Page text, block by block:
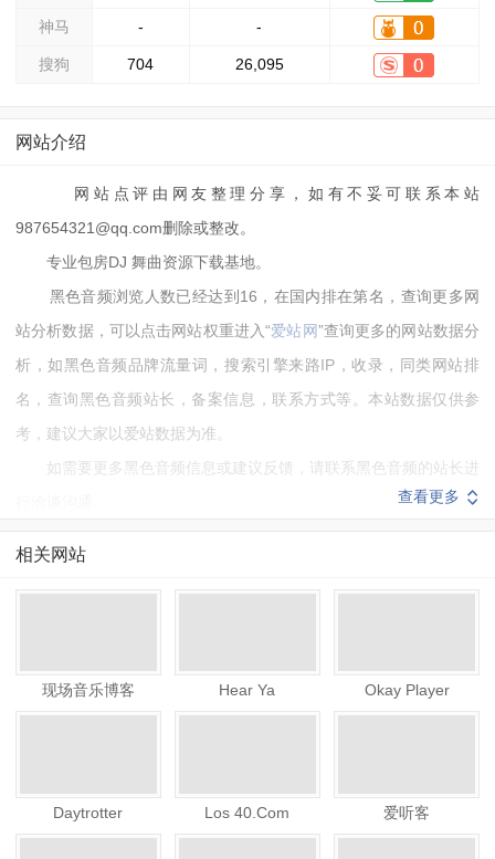
神马 - -
搜狗 704 26,095
网站介绍
网站点评由网友整理分享，如有不妥可联系本站
987654321@qq.com删除或整改。
专业包房DJ 舞曲资源下载基地。
黑色音频浏览人数已经达到16，在国内排在第名，查询更多网
站分析数据，可以点击网站权重进入“爱站网”查询更多的网站数据分
析，如黑色音频品牌流量词，搜索引擎来路IP，收录，同类网站排
名，查询黑色音频站长，备案信息，联系方式等。本站数据仅供参
考，建议大家以爱站数据为准。
如需要更多黑色音频信息或建议反馈，请联系黑色音频的站长进
查看更多
相关网站
现场音乐博客 Hear Ya Okay Player
Daytrotter Los 40.Com 爱听客